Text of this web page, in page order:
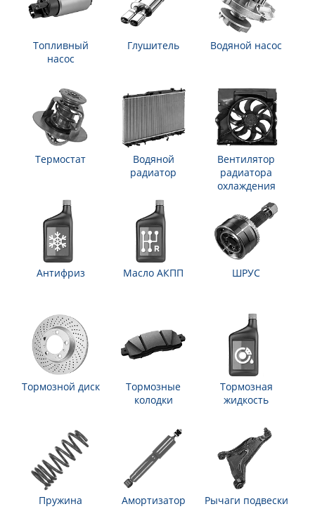
Топливный
насос
Глушитель Водяной насос
Термостат
Водяной
радиатор
Вентилятор
радиатора
охлаждения
Антифриз Масло АКПП ШРУС
Тормозной диск
Тормозные
колодки
Тормозная
жидкость
Пружина Амортизатор Рычаги подвески